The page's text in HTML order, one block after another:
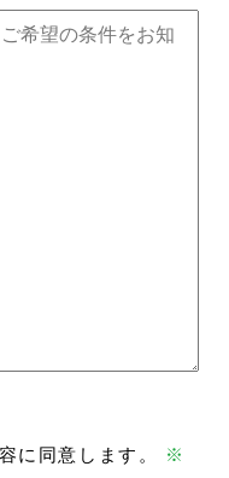
に同意します。 ※